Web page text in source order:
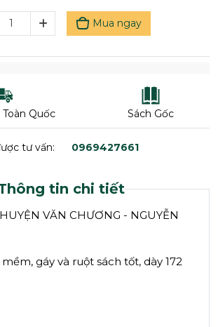
Mua ngay
Quốc Sách Gốc
tư vấn: 0969427661
tin chi tiết
VĂN CHƯƠNG - NGUYỄN
gáy và ruột sách tốt, dày 172